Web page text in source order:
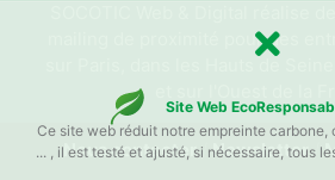
Site Web
Ce site web réduit notre empreinte carbone,
... , il est testé et ajusté, si nécessaire, tous
mailing de proximité pour des
Nous contacter/Newsletter/